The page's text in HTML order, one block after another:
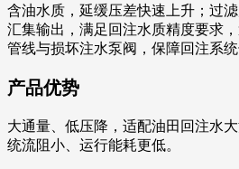
含油水质，延缓压差快速上升；过
汇集输出，满足回注水质精度要求
管线与损坏注水泵阀，保障回注系统
产品优势
大通量、低压降，适配油田回注水
统流阻小、运行能耗更低。